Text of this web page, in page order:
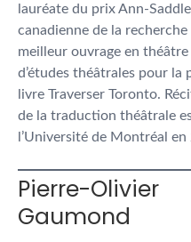
lauréate du prix Ann-
canadienne de la
meilleur ouvrage en
d’études théâtrales pour la
livre Traverser Toronto.
de la traduction théâtrale
l’Université de Montréal en
Pierre-Olivier
Gaumond